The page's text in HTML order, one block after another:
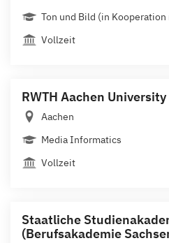
Ton und Bild (in
Vollzeit
RWTH Aachen University
Aachen
Media Informatics
Vollzeit
Staatliche
(Berufsakademie